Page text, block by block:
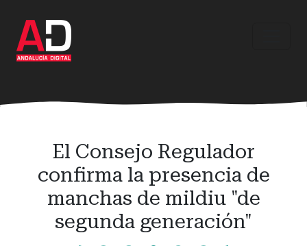
contenido
principal
El Consejo Regulador
confirma la presencia de
manchas de mildiu "de
segunda generación"